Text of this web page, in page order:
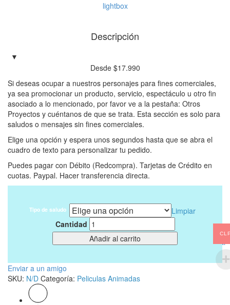
0
Buscar
lightbox
Descripción
Desde $17.990
Si deseas ocupar a nuestros personajes para fines comerciales,
ya sea promocionar un producto, servicio, espectáculo u otro fin
asociado a lo mencionado, por favor ve a la pestaña: Otros
Proyectos y cuéntanos de que se trata. Esta sección es solo para
saludos o mensajes sin fines comerciales.
Elige una opción y espera unos segundos hasta que se abra el
cuadro de texto para personalizar tu pedido.
Puedes pagar con Débito (Redcompra). Tarjetas de Crédito en
cuotas. Paypal. Hacer transferencia directa.
Tipo de saludo
Limpiar
Cantidad
Añadir al carrito
Enviar a un amigo
SKU: N/D Categoría: Peliculas Animadas